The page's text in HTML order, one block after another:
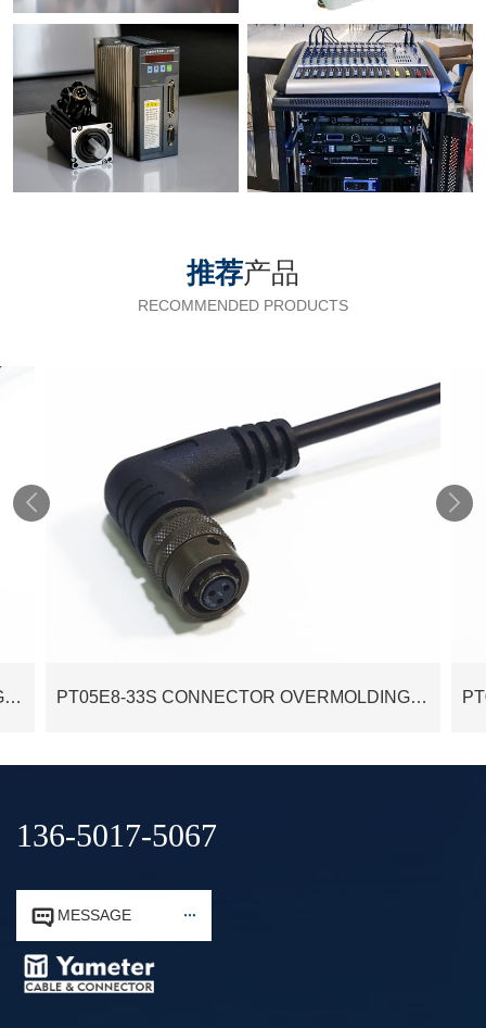
推荐产品
RECOMMENDED PRODUCTS
PT05E14-5S CONNECTOR OVERMOLDING WATERPROOF CABLE ASSEMBLY CUSTOMIZATION PT05E8-33S CONNECTOR OVERMOLDING WATERPROOF CABLE ASSEMBLY CUSTOMIZATION
 
136-5017-5067
 MESSAGE